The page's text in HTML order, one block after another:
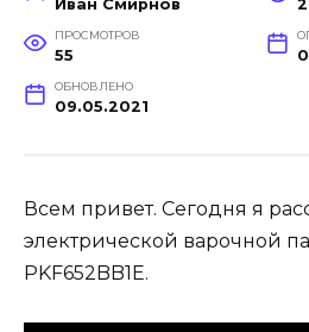
Иван Смирнов
ПРОСМОТРОВ
55
ОБНОВЛЕНО
09.05.2021
Всем привет. Сегодня я
электрической варочной
PKF652BB1E.